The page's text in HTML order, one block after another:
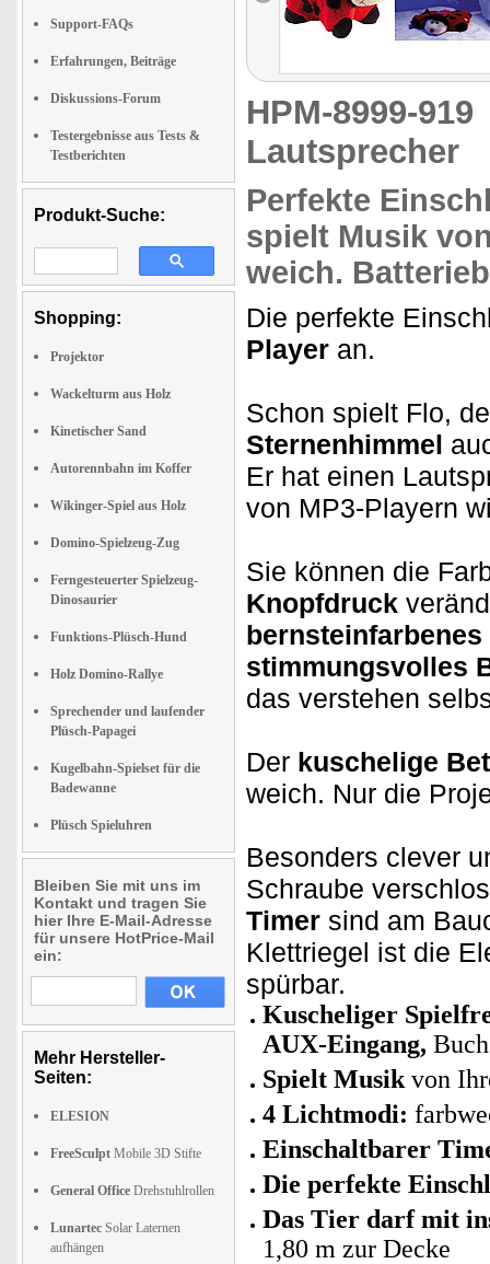
Support-FAQs
Erfahrungen, Beiträge
Diskussions-Forum
Testergebnisse aus Tests &
Testberichten
Produkt-Suche:
Shopping:
Projektor
Wackelturm aus Holz
Kinetischer Sand
Autorennbahn im Koffer
Wikinger-Spiel aus Holz
Domino-Spielzeug-Zug
Ferngesteuerter Spielzeug-
Dinosaurier
Funktions-Plüsch-Hund
Holz Domino-Rallye
Sprechender und laufender
Plüsch-Papagei
Kugelbahn-Spielset für die
Badewanne
Plüsch Spieluhren
Bleiben Sie mit uns im
Kontakt und tragen Sie
hier Ihre E-Mail-Adresse
für unsere HotPrice-Mail
ein:
Mehr Hersteller-
Seiten:
ELESION
FreeSculpt Mobile 3D Stifte
General Office Drehstuhlrollen
Lunartec Solar Laternen
aufhängen
HPM-8999-
Lautsprecher
Perfekte
spielt Musik
weich.
Die perfekte
Player an.
Schon spielt Flo,
Sternenhimmel
Er hat einen
von MP3-Playern
Sie können die
Knopfdruck
stimmungsvolles
das verstehen
Der kuschelige
weich. Nur die
Besonders clever
Schraube
Timer sind am
Klettriegel ist die
spürbar.
Kuscheliger
AUX-Eingang,
Spielt Musik von
4 Lichtmodi:
Einschaltbarer
Die perfekte
Das Tier darf mit
1,80 m zur Decke